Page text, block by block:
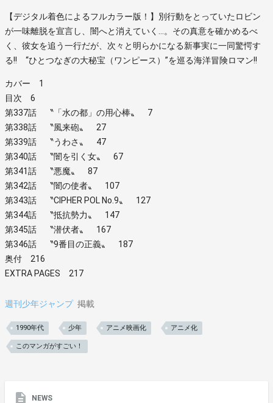
【デジタル着色によるフルカラー版！】別行動をとっていたロビン
が一味離脱を宣言し、闇へと消えていく…。その真意を確かめるべ
く、彼女を追う一行だが、次々と明らかになる新事実に一同驚愕す
る!! “ひとつなぎの大秘宝（ワンピース）”を巡る海洋冒険ロマン!!
カバー 1
目次 6
第337話 〝「水の都」の用心棒〟 7
第338話 〝風来砲〟 27
第339話 〝うわさ〟 47
第340話 〝闇を引く女〟 67
第341話 〝悪魔〟 87
第342話 〝闇の使者〟 107
第343話 〝CIPHER POL No.9〟 127
第344話 〝抵抗勢力〟 147
第345話 〝潜伏者〟 167
第346話 〝9番目の正義〟 187
奥付 216
EXTRA PAGES 217
週刊少年ジャンプ 掲載
1990年代 少年 アニメ映画化 アニメ化
このマンガがすごい！
NEWS